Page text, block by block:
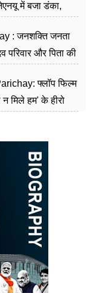
में बजा डंका,
: जनशक्ति जनता
और पिता की
फ्लॉप फिल्म
मिले हम' के हीरो